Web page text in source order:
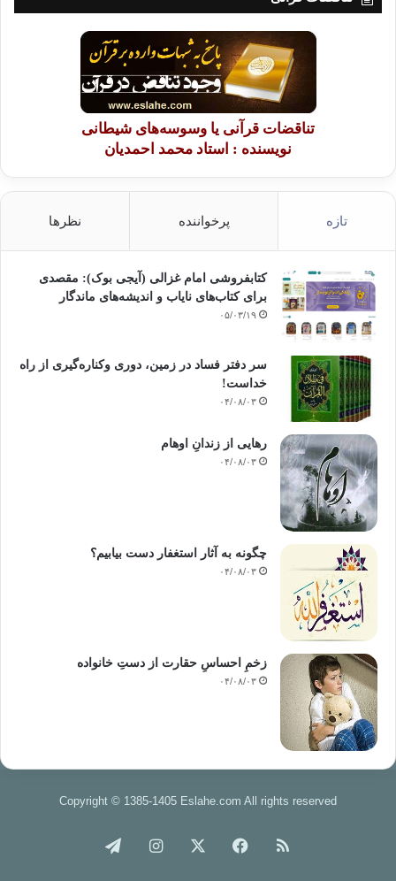
تناقضات قرآنی یا وسوسه‌های شیطانی
نویسنده : استاد محمد احمدیان
تازه پرخواننده نظرها
کتابفروشی امام غزالی (آیجی بوک): مقصدی
برای کتاب‌های نایاب و اندیشه‌های ماندگار
۰۵/۰۳/۱۹
سر دفتر فساد در زمین‌، دوری وکناره‌گیری از راه
خداست‌!
۰۴/۰۸/۰۳
رهایی از زندانِ اوهام
۰۴/۰۸/۰۳
چگونه به آثار استغفار دست بیابیم؟
۰۴/۰۸/۰۳
زخمِ احساسِ حقارت از دستِ خانواده
۰۴/۰۸/۰۳
Copyright © 1385-1405 Eslahe.com All rights reserved
خوراک فیس اینستاگرام